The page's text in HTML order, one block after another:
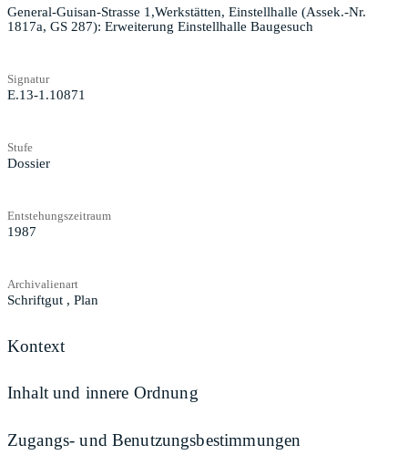
General-Guisan-Strasse 1,Werkstätten, Einstellhalle (Assek.-Nr.
1817a, GS 287): Erweiterung Einstellhalle Baugesuch
Signatur
E.13-1.10871
Stufe
Dossier
Entstehungszeitraum
1987
Archivalienart
Schriftgut , Plan
Kontext
Inhalt und innere Ordnung
Zugangs- und Benutzungsbestimmungen